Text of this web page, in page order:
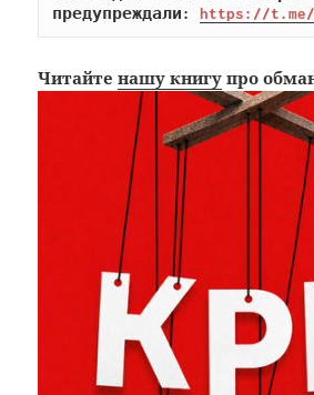
предупреждали: https://
Читайтенашу книгу про